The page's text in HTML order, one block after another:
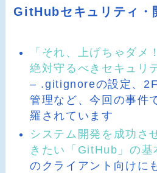
GitHubセキュリティ・
「それ、上げちゃダ
絶対守るべきセキュリ
– .gitignoreの設定、
管理など、今回の事件
羅されています
システム開発を成功さ
きたい「GitHub」の基
のクライアント向けに